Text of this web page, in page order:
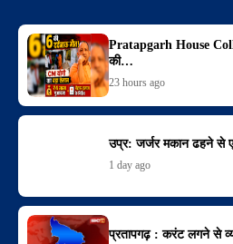
Pratapgarh House
की…
23 hours ago
उप्र: जर्जर मकान ढहने से
1 day ago
प्रतापगढ़ : करंट लगने से